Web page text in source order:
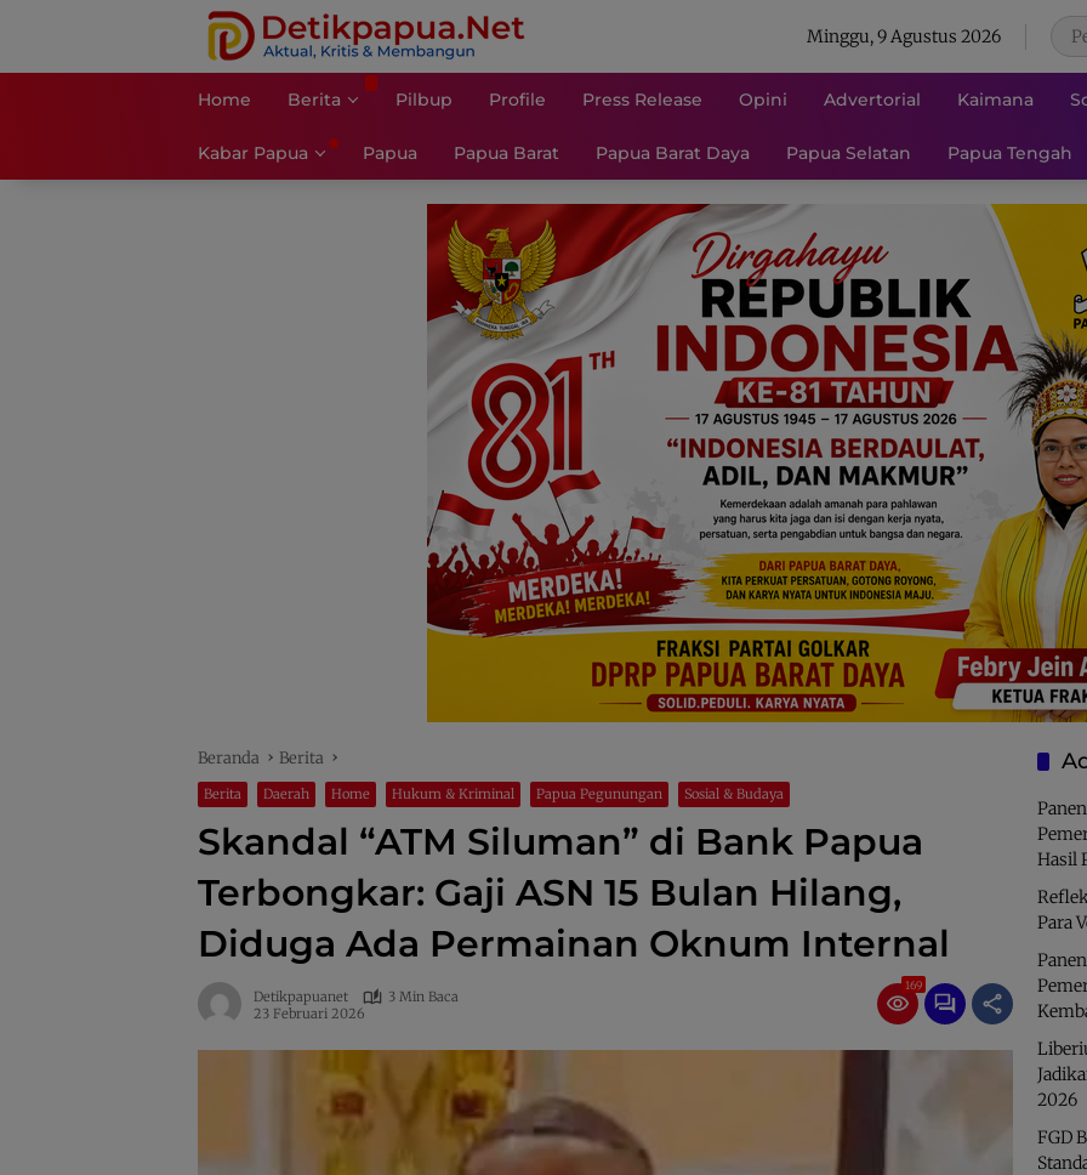
Minggu, 9 Agustus 2026
Home Berita Pilbup Profile Press Release Opini Advertorial Kaimana
Kabar Papua Papua Papua Barat Papua Barat Daya Papua Selatan Papua Tengah
Beranda Berita
Berita Daerah Home Hukum & Kriminal Papua Pegunungan Sosial & Budaya
Skandal “ATM Siluman” di Bank Papua
Terbongkar: Gaji ASN 15 Bulan Hilang,
Diduga Ada Permainan Oknum Internal
Detikpapuanet
3 Min Baca
23 Februari 2026
169
Hasil
Para
2026
FGD